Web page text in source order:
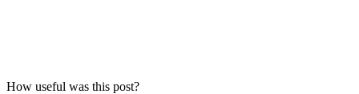
How useful was this post?